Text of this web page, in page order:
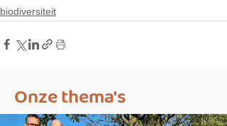
biodiversiteit
Onze thema's